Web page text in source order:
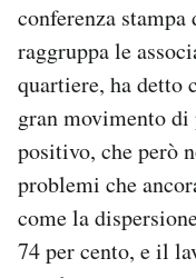
conferenza
raggruppa le
quartiere, ha detto
gran movimento
positivo, che però
problemi che
come la
74 per cento, e il